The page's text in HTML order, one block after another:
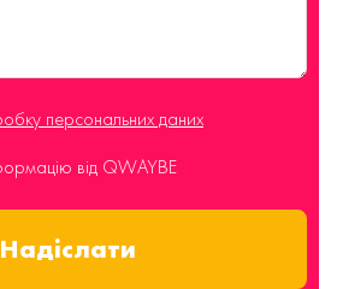
персональних даних
від QWAYBE
Надіслати